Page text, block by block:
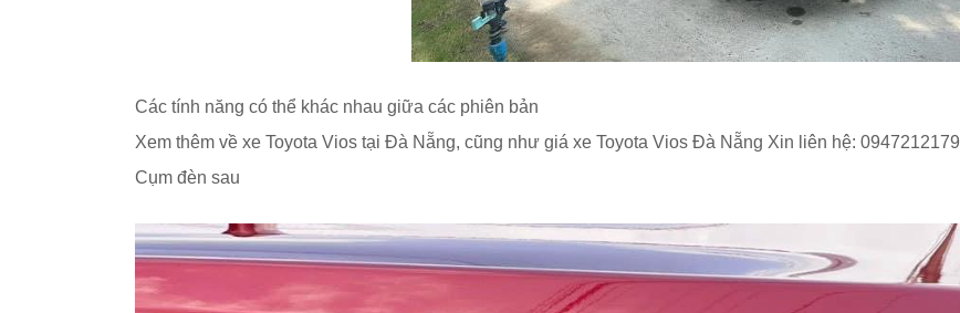
Các tính năng có thể khác nhau giữa các phiên bản
Xem thêm về xe Toyota Vios tại Đà Nẵng, cũng như giá xe Toyota Vios Đà Nẵng Xin liên hệ: 0947212179
Cụm đèn sau